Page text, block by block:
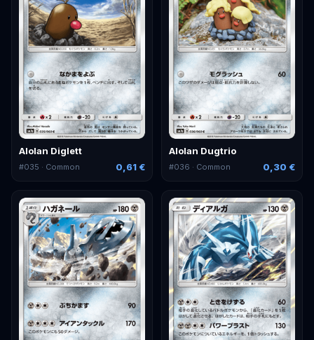
Alolan Diglett
#035 · Common 0,61 €
Alolan Dugtrio
#036 · Common 0,30 €